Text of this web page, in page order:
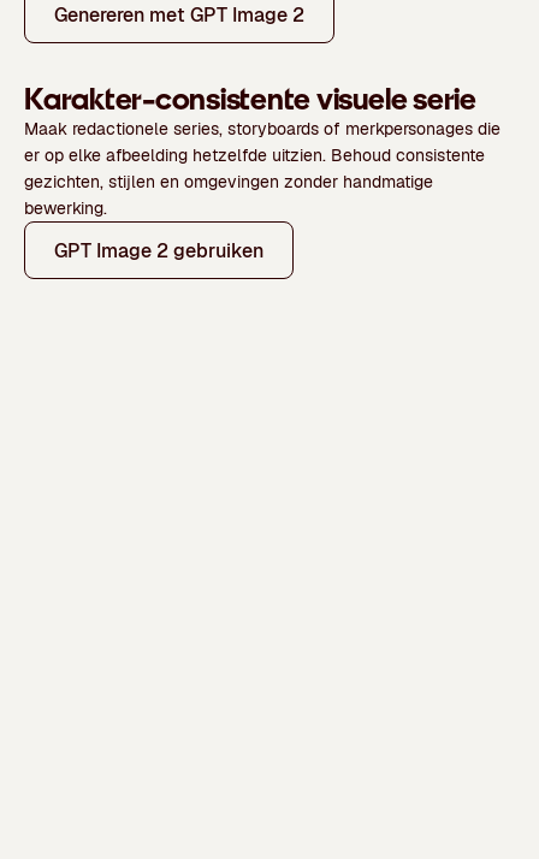
Genereren met GPT Image 2
Karakter-consistente visuele serie
Maak redactionele series, storyboards of merkpersonages die
er op elke afbeelding hetzelfde uitzien. Behoud consistente
gezichten, stijlen en omgevingen zonder handmatige
bewerking.
GPT Image 2 gebruiken